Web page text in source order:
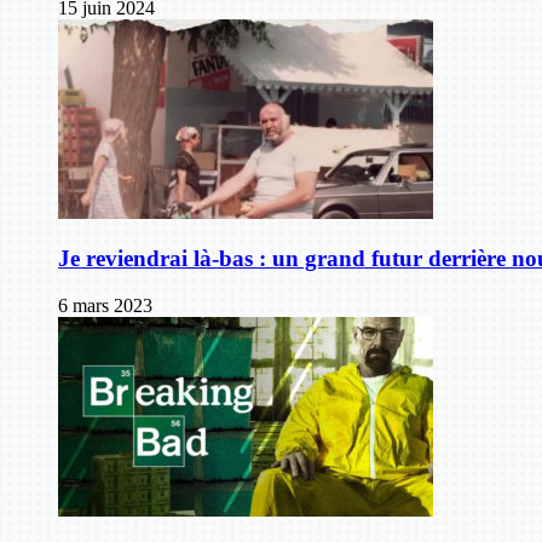
15 juin 2024
Je reviendrai là-bas : un grand futur derrière
6 mars 2023